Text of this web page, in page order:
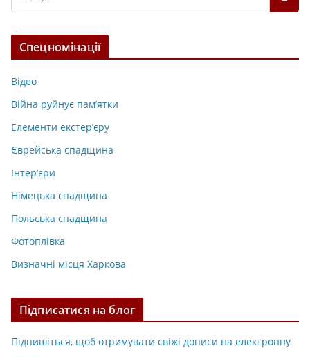
Спецномінації
Відео
Війна руйнує пам’ятки
Елементи екстер’єру
Єврейська спадщина
Інтер’єри
Німецька спадщина
Польська спадщина
Фотоплівка
Визначні місця Харкова
Підписатися на блог
Підпишіться, щоб отримувати свіжі дописи на електронну